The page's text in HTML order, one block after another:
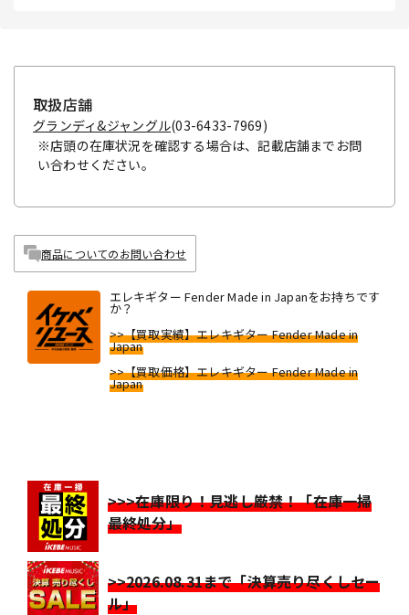
取扱店舗
グランディ&ジャングル(03-6433-7969)
※店頭の在庫状況を確認する場合は、記載店舗までお問
い合わせください。
商品についてのお問い合わせ
エレキギター Fender Made in Japanをお持ちです
か？
>>【買取実績】エレキギター Fender Made in
Japan
>>【買取価格】エレキギター Fender Made in
Japan
>>>在庫限り！見逃し厳禁！「在庫一掃
最終処分」
>>2026.08.31まで「決算売り尽くしセー
ル」